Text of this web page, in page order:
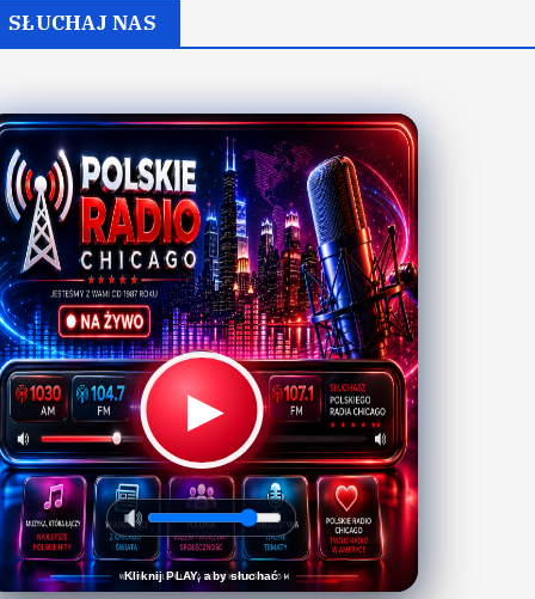
SŁUCHAJ NAS
▶
Kliknij PLAY, aby słuchać